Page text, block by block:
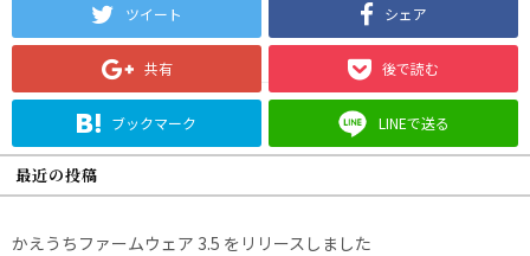
ツイート シェア
共有 後で読む
ブックマーク LINEで送る
最近の投稿
かえうちファームウェア 3.5 をリリースしました